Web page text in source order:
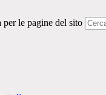
le pagine del sito